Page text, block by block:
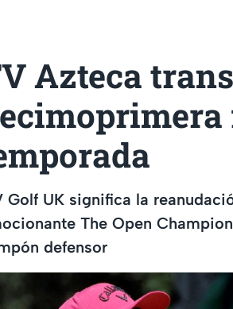
Azteca
Golf UK significa la
The Open
defensor